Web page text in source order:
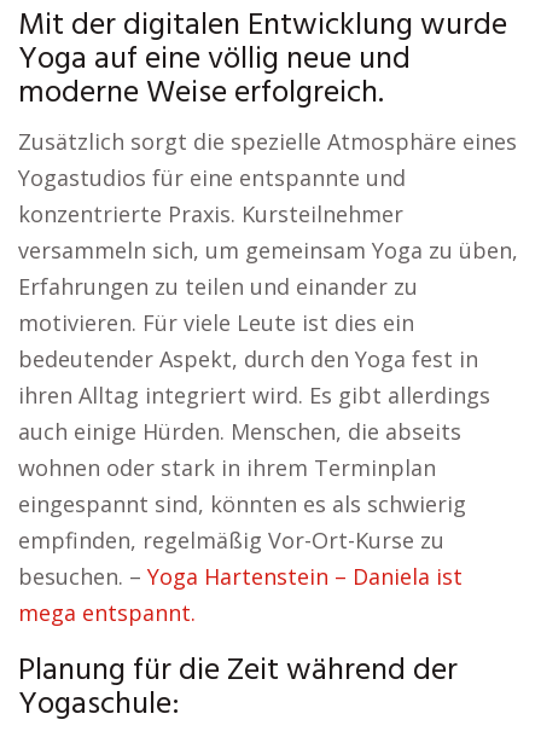
Mit der digitalen Entwicklung wurde
Yoga auf eine völlig neue und
moderne Weise erfolgreich.
Zusätzlich sorgt die spezielle Atmosphäre eines
Yogastudios für eine entspannte und
konzentrierte Praxis. Kursteilnehmer
versammeln sich, um gemeinsam Yoga zu üben,
Erfahrungen zu teilen und einander zu
motivieren. Für viele Leute ist dies ein
bedeutender Aspekt, durch den Yoga fest in
ihren Alltag integriert wird. Es gibt allerdings
auch einige Hürden. Menschen, die abseits
wohnen oder stark in ihrem Terminplan
eingespannt sind, könnten es als schwierig
empfinden, regelmäßig Vor-Ort-Kurse zu
besuchen. – Yoga Hartenstein – Daniela ist
mega entspannt.
Planung für die Zeit während der
Yogaschule: